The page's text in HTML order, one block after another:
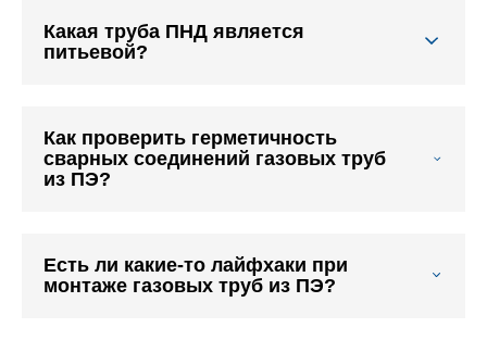
Какая труба ПНД является
питьевой?
Как проверить герметичность
сварных соединений газовых труб
из ПЭ?
Есть ли какие-то лайфхаки при
монтаже газовых труб из ПЭ?